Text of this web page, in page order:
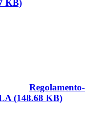
KB)
Regolamento-
(148.68 KB)